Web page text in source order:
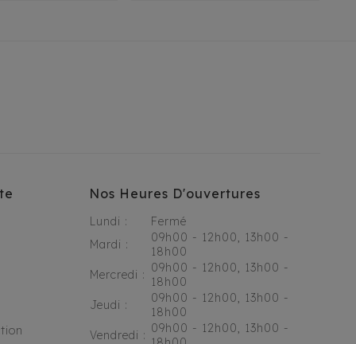
Nos Heures D'ouvertures
Lundi :
Fermé
Mardi :
09h00 - 12h00, 13h00 -
18h00
Mercredi : 09h00 - 12h00, 13h00 -
18h00
Jeudi :
09h00 - 12h00, 13h00 -
18h00
Vendredi : 09h00 - 12h00, 13h00 -